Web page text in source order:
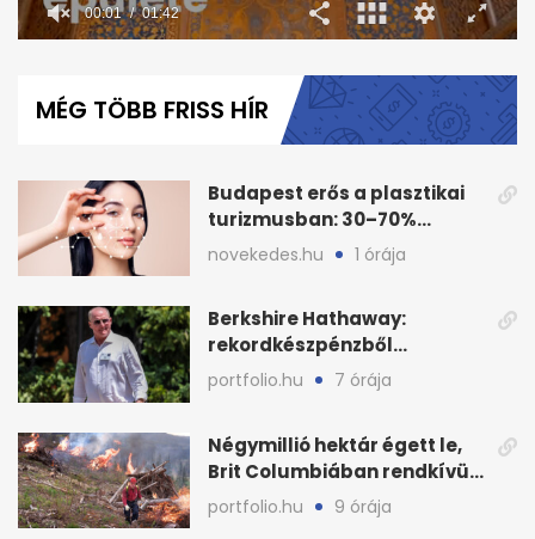
minute,
00:02 01:42
MÉG TÖBB FRISS HÍR
Budapest erős a plasztikai
turizmusban: 30–70%
árkülönbség Európához
novekedes.hu 1 órája
Berkshire Hathaway:
rekordkészpénzből
techrészvényekre költöttek
milliárdokat
portfolio.hu 7 órája
Négymillió hektár égett le,
Brit Columbiában rendkívüli
állapot
portfolio.hu 9 órája